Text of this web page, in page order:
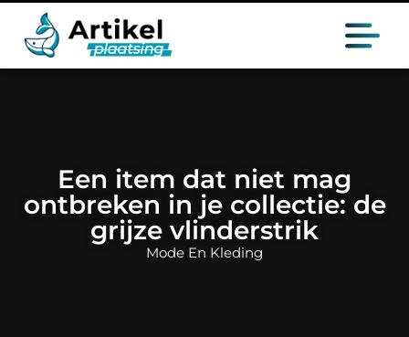
Een item dat niet mag
ontbreken in je collectie: de
grijze vlinderstrik
Mode En Kleding